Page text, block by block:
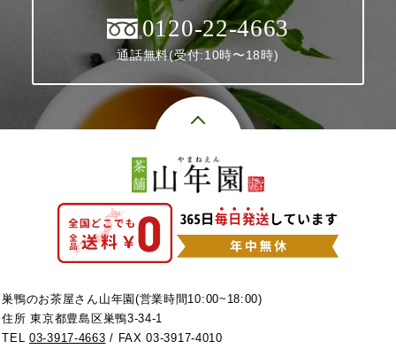
0120-22-4663
通話無料(受付:10時〜18時)
巣鴨のお茶屋さん山年園(営業時間10:00~18:00)
住所 東京都豊島区巣鴨3-34-1
TEL03-3917-4663 / FAX 03-3917-4010